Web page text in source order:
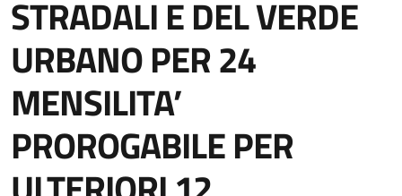
STRADALI E DEL VERDE
URBANO PER 24
MENSILITA’
PROROGABILE PER